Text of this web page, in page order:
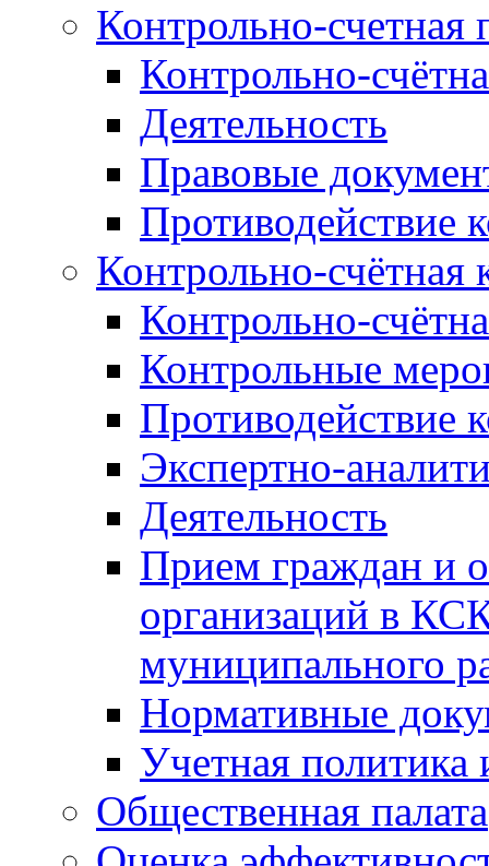
Контрольно-счетная
Контрольно-
Деятельность
Правовые
Противодействие
Контрольно-счётная
Контрольно-
Контрольные
Противодействие
Экспертно-
Деятельность
Прием граждан и
организаций в
муниципального
Нормативные
Учетная политика
Общественная палата